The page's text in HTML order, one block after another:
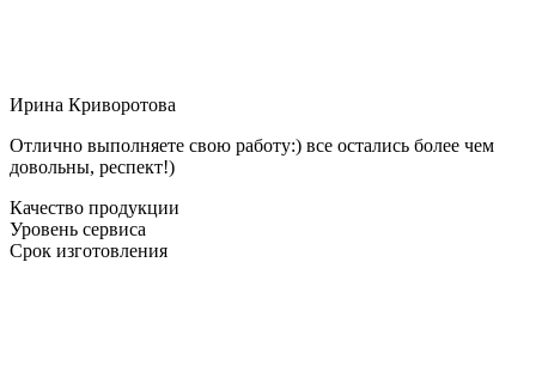
Ирина Криворотова
Отлично выполняете свою работу:) все остались более чем
довольны, респект!)
Качество продукции
Уровень сервиса
Срок изготовления